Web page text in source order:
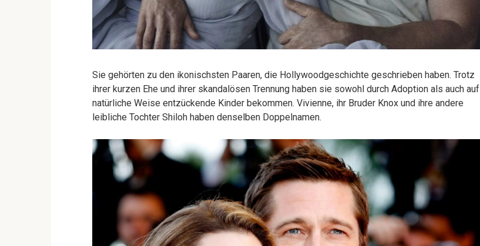
Sie gehörten zu den ikonischsten Paaren, die Hollywoodgeschichte geschrieben haben. Trotz
ihrer kurzen Ehe und ihrer skandalösen Trennung haben sie sowohl durch Adoption als auch auf
natürliche Weise entzückende Kinder bekommen. Vivienne, ihr Bruder Knox und ihre andere
leibliche Tochter Shiloh haben denselben Doppelnamen.